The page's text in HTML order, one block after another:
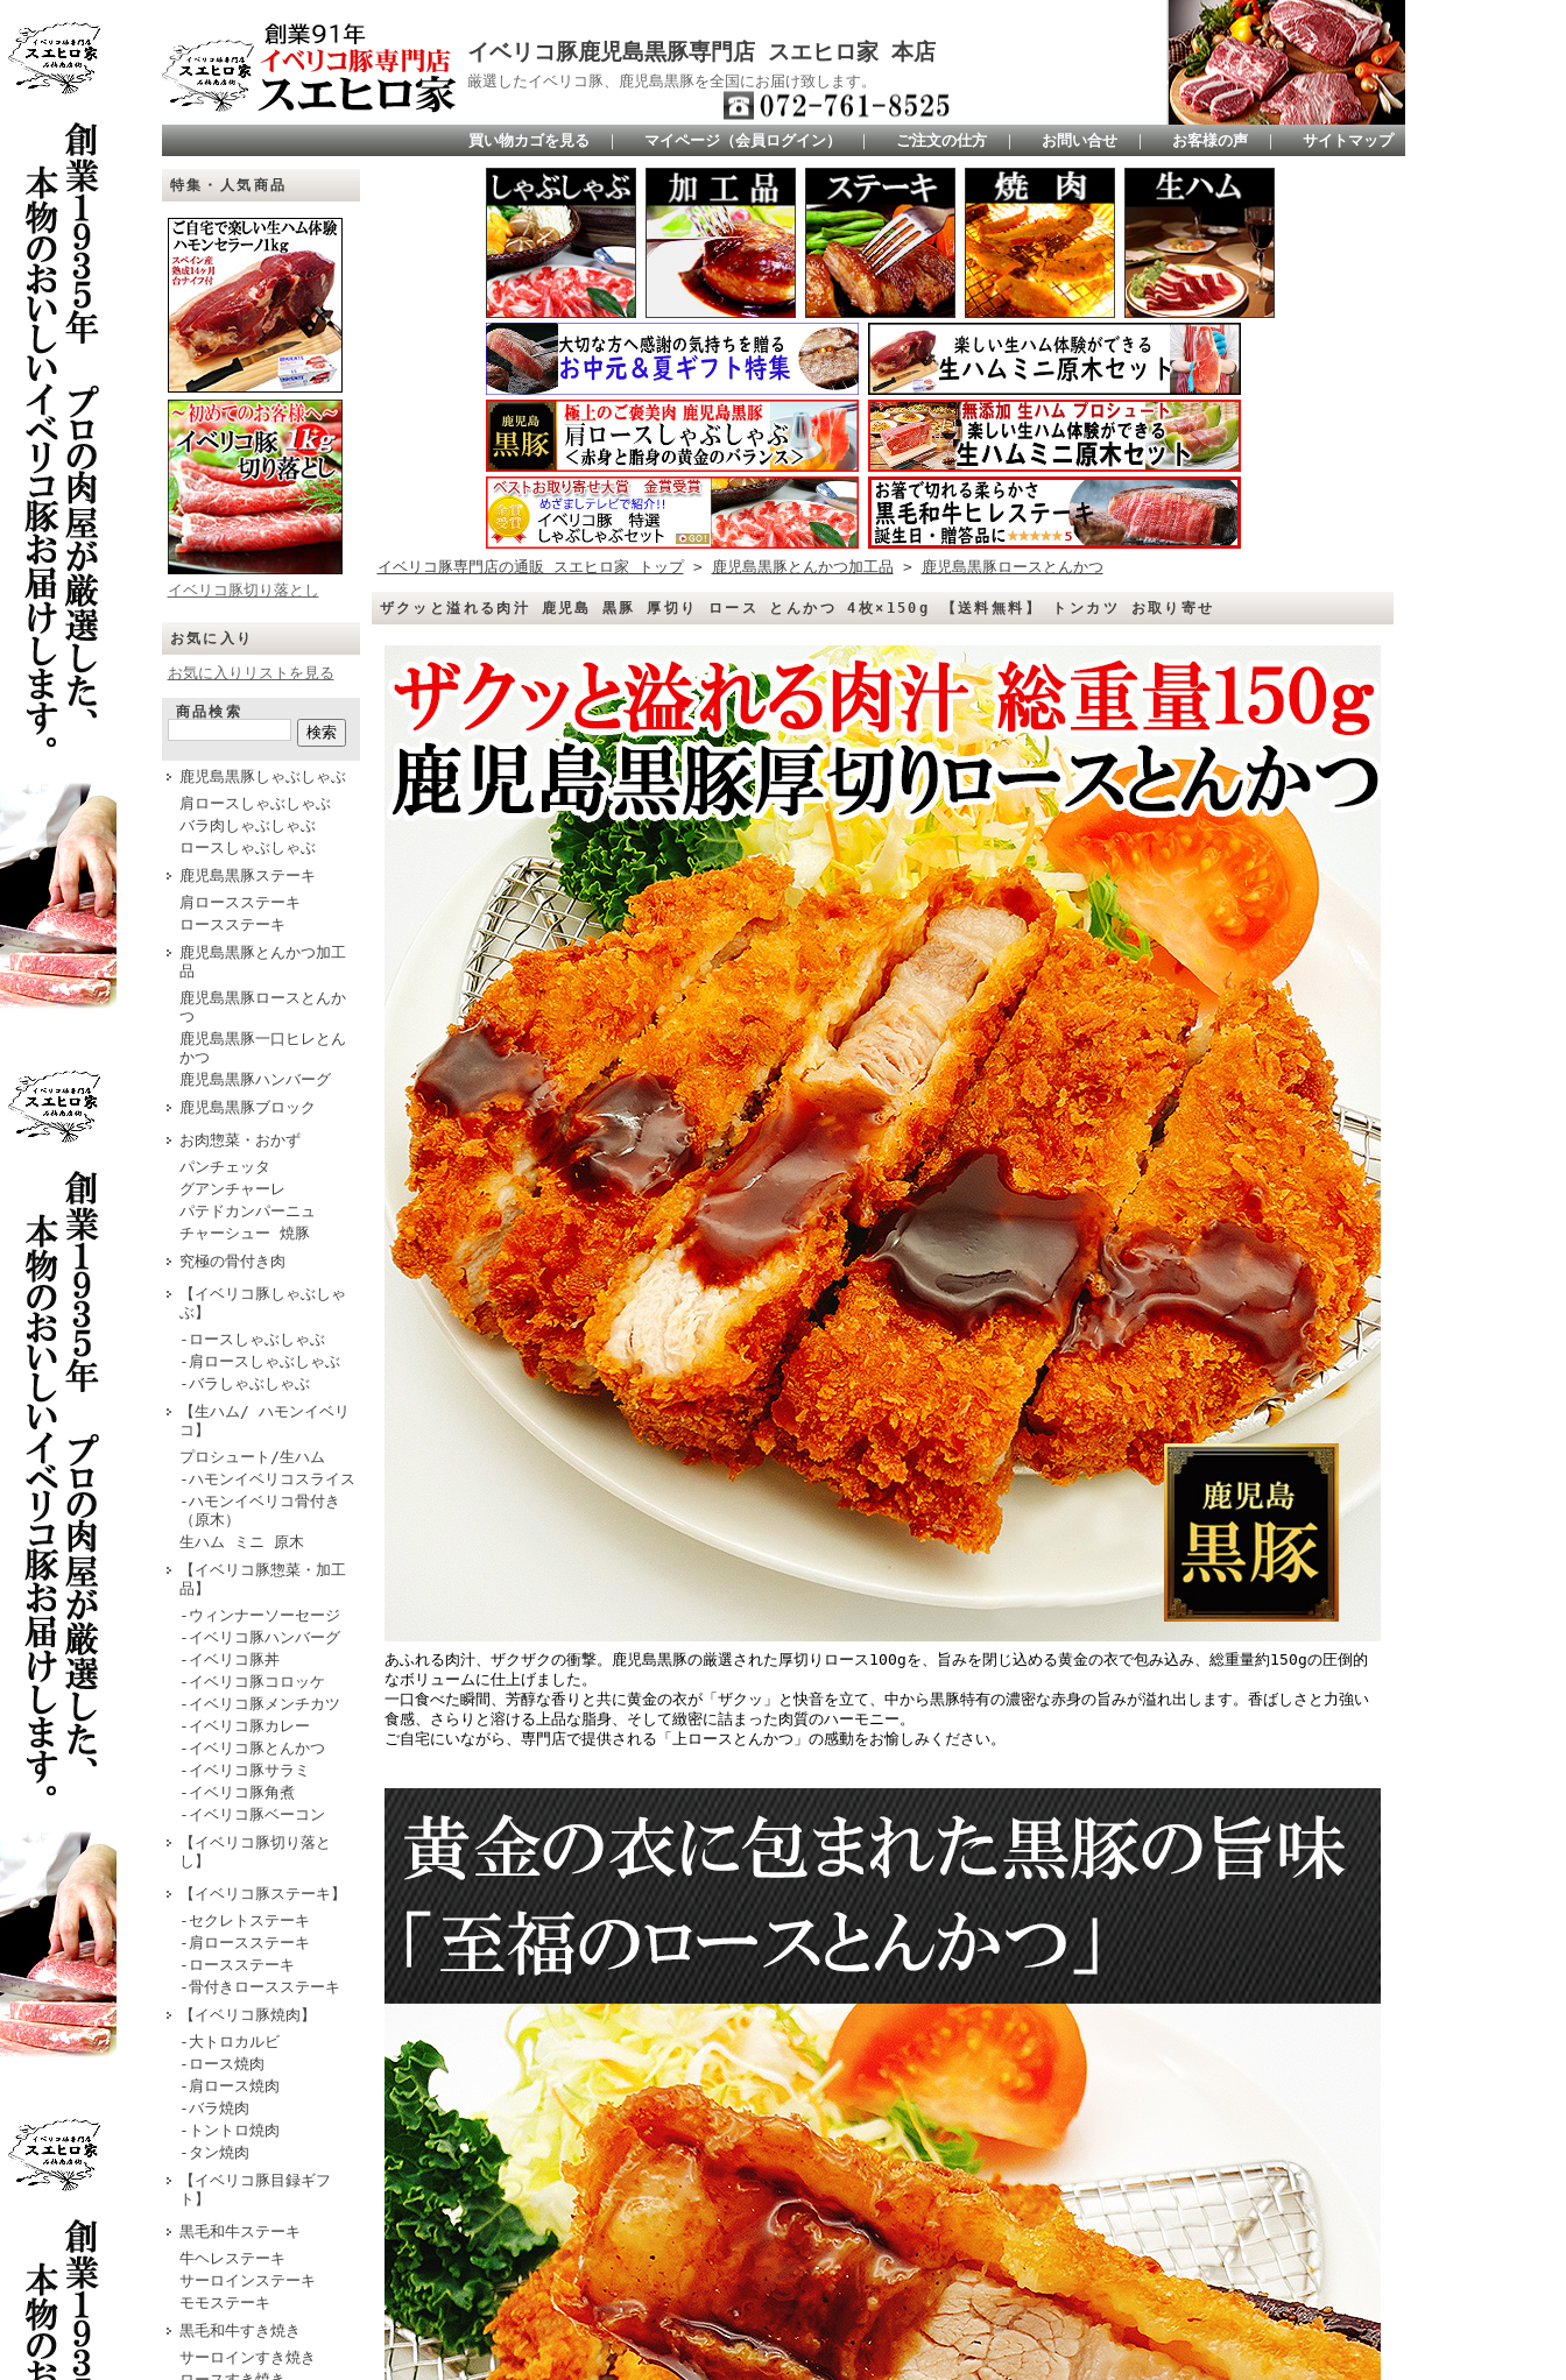
イベリコ豚鹿児島黒豚専門店 スエヒロ家 本店
厳選したイベリコ豚、鹿児島黒豚を全国にお届け致します。
買い物カゴを見る ｜ マイページ（会員ログイン） ｜ ご注文の仕方 ｜ お問い合せ ｜ お客様の声 ｜ サイトマップ
特集・人気商品
イベリコ豚切り落とし
お気に入り
お気に入りリストを見る
商品検索
鹿児島黒豚しゃぶしゃぶ
肩ロースしゃぶしゃぶ
バラ肉しゃぶしゃぶ
ロースしゃぶしゃぶ
鹿児島黒豚ステーキ
肩ロースステーキ
ロースステーキ
鹿児島黒豚とんかつ加工
品
鹿児島黒豚ロースとんか
つ
鹿児島黒豚一口ヒレとん
かつ
鹿児島黒豚ハンバーグ
鹿児島黒豚ブロック
お肉惣菜・おかず
パンチェッタ
グアンチャーレ
パテドカンパーニュ
チャーシュー 焼豚
究極の骨付き肉
【イベリコ豚しゃぶしゃ
ぶ】
-ロースしゃぶしゃぶ
-肩ロースしゃぶしゃぶ
-バラしゃぶしゃぶ
【生ハム/ ハモンイベリ
コ】
プロシュート/生ハム
-ハモンイベリコスライス
-ハモンイベリコ骨付き
（原木）
生ハム ミニ 原木
【イベリコ豚惣菜・加工
品】
-ウィンナーソーセージ
-イベリコ豚ハンバーグ
-イベリコ豚丼
-イベリコ豚コロッケ
-イベリコ豚メンチカツ
-イベリコ豚カレー
-イベリコ豚とんかつ
‐イベリコ豚サラミ
-イベリコ豚角煮
-イベリコ豚ベーコン
【イベリコ豚切り落と
し】
【イベリコ豚ステーキ】
-セクレトステーキ
-肩ロースステーキ
-ロースステーキ
-骨付きロースステーキ
【イベリコ豚焼肉】
-大トロカルビ
-ロース焼肉
-肩ロース焼肉
-バラ焼肉
-トントロ焼肉
-タン焼肉
【イベリコ豚目録ギフ
ト】
黒毛和牛ステーキ
牛ヘレステーキ
サーロインステーキ
モモステーキ
黒毛和牛すき焼き
サーロインすき焼き
イベリコ豚専門店の通販 スエヒロ家 トップ> 鹿児島黒豚とんかつ加工品 > 鹿児島黒豚ロースとんかつ
ザクッと溢れる肉汁 鹿児島 黒豚 厚切り ロース とんかつ 4枚×150g 【送料無料】 トンカツ お取り寄せ
あふれる肉汁、ザクザクの衝撃。鹿児島黒豚の厳選された厚切りロース100gを、旨みを閉じ込める黄金の衣で包み込み、総重量約150gの圧倒的
なボリュームに仕上げました。
一口食べた瞬間、芳醇な香りと共に黄金の衣が「ザクッ」と快音を立て、中から黒豚特有の濃密な赤身の旨みが溢れ出します。香ばしさと力強い
食感、さらりと溶ける上品な脂身、そして緻密に詰まった肉質のハーモニー。
ご自宅にいながら、専門店で提供される「上ロースとんかつ」の感動をお愉しみください。